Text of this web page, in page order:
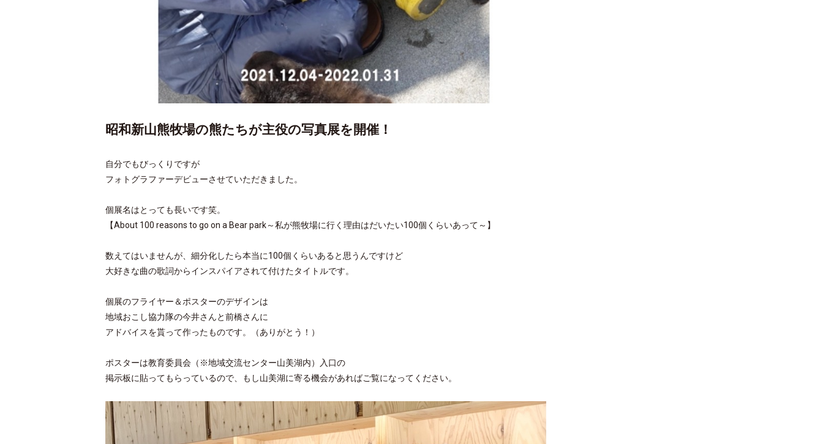
昭和新山熊牧場の熊たちが主役の写真展を開催！
自分でもびっくりですが
フォトグラファーデビューさせていただきました。
個展名はとっても長いです笑。
【About 100 reasons to go on a Bear park～私が熊牧場に行く理由はだいたい100個くらいあって～】
数えてはいませんが、細分化したら本当に100個くらいあると思うんですけど
大好きな曲の歌詞からインスパイアされて付けたタイトルです。
個展のフライヤー＆ポスターのデザインは
地域おこし協力隊の今井さんと前橋さんに
アドバイスを貰って作ったものです。（ありがとう！）
ポスターは教育委員会（※地域交流センター山美湖内）入口の
掲示板に貼ってもらっているので、もし山美湖に寄る機会があればご覧になってください。